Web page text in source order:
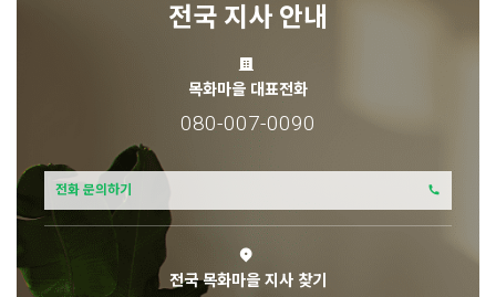
전국 지사 안내
목화마을 대표전화
080-007-0090
전화 문의하기
전국 목화마을 지사 찾기